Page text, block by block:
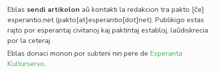
Eblas sendi artikolon aŭ kontakti la redakcion tra pakto [ĉe]
esperantio.net(pakto[at]esperantio[dot]net). Publikigo estas
rajto por esperantaj civitanoj kaj paktintaj establoj, laŭdiskrecia
por la ceteraj.
Eblas donaci monon por subteni nin pere de Esperanta
Kulturservo.